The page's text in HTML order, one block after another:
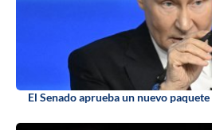
El Senado aprueba un nuevo